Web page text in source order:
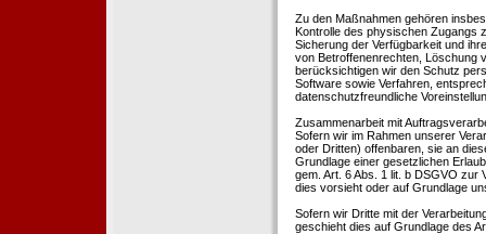
Zu den Maßnahmen gehören
Kontrolle des physischen Zugangs
Sicherung der Verfügbarkeit und
von Betroffenenrechten, Löschung
berücksichtigen wir den Schutz
Software sowie Verfahren,
datenschutzfreundliche
Zusammenarbeit mit
Sofern wir im Rahmen unserer
oder Dritten) offenbaren, sie an
Grundlage einer gesetzlichen
gem. Art. 6 Abs. 1 lit. b DSGVO zur
dies vorsieht oder auf Grundlage
Sofern wir Dritte mit der
geschieht dies auf Grundlage des